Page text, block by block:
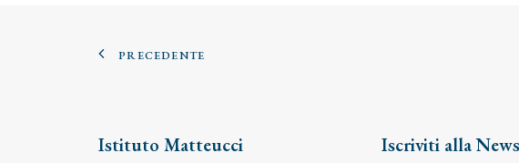
PRECEDENTE
Istituto Matteucci
Iscriviti alla